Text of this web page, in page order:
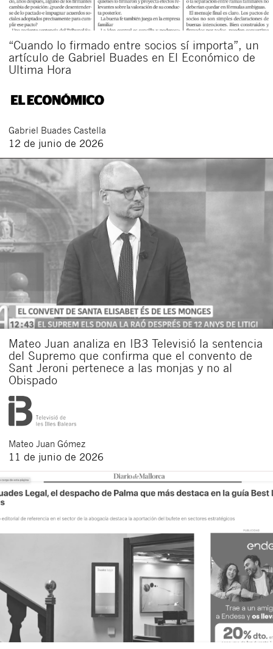
“Cuando lo firmado entre socios sí importa”, un
artículo de Gabriel Buades en El Económico de
Ultima Hora
Gabriel Buades Castella
12 de junio de 2026
Mateo Juan analiza en IB3 Televisió la sentencia
del Supremo que confirma que el convento de
Sant Jeroni pertenece a las monjas y no al
Obispado
Mateo Juan Gómez
11 de junio de 2026